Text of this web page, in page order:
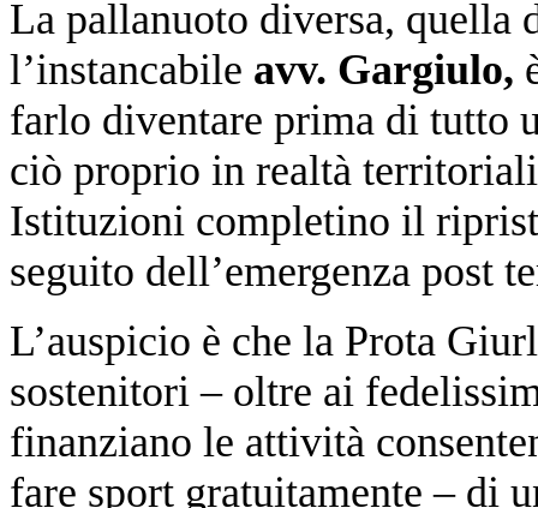
La pallanuoto diversa, quella
l’instancabile avv. Gargiulo,
farlo diventare prima di tutto
ciò proprio in realtà
Istituzioni completino il
seguito dell’emergenza post
L’auspicio è che la Prota
sostenitori – oltre ai
finanziano le attività
fare sport gratuitamente – di